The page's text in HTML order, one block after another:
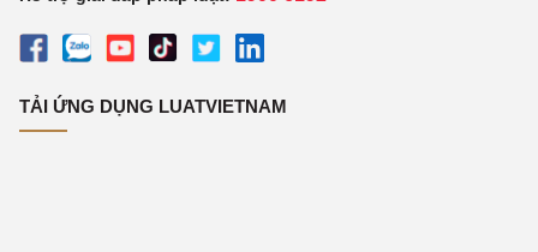
TẢI ỨNG DỤNG LUATVIETNAM